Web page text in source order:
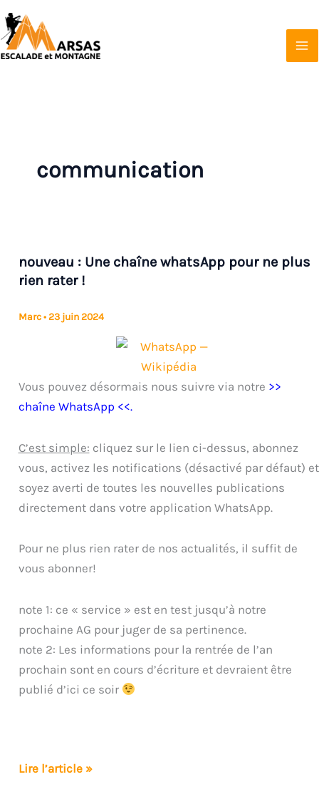
Aller
au
contenu
communication
nouveau : Une chaîne whatsApp pour ne plus
rien rater !
Marc•23 juin 2024
Vous pouvez désormais nous suivre via notre >>
chaîne WhatsApp <<.
C’est simple: cliquez sur le lien ci-dessus, abonnez
vous, activez les notifications (désactivé par défaut) et
soyez averti de toutes les nouvelles publications
directement dans votre application WhatsApp.
Pour ne plus rien rater de nos actualités, il suffit de
vous abonner!
note 1: ce « service » est en test jusqu’à notre
prochaine AG pour juger de sa pertinence.
note 2: Les informations pour la rentrée de l’an
prochain sont en cours d’écriture et devraient être
publié d’ici ce soir
nouveau
Lire l’article »